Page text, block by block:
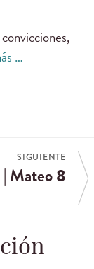
…
SIGUIENTE
Mateo 8